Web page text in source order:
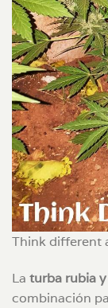
Think different
La turba rubia
combinación